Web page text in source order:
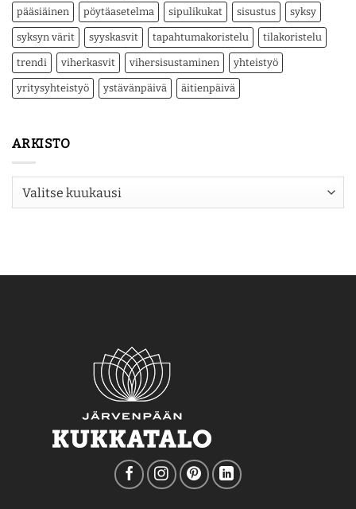
pääsiäinen pöytäasetelma sipulikukat sisustus syksy
syksyn värit syyskasvit tapahtumakoristelu tilakoristelu
trendi viherkasvit vihersisustaminen yhteistyö
yritysyhteistyö ystävänpäivä äitienpäivä
ARKISTO
Arkisto